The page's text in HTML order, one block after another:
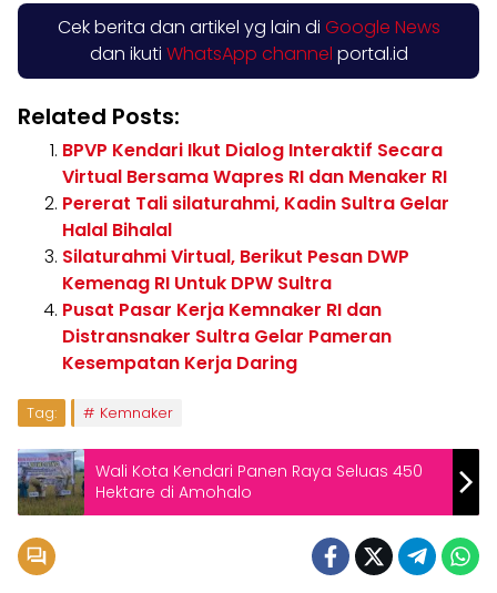
Cek berita dan artikel yg lain di Google News
dan ikuti WhatsApp channel portal.id
Related Posts:
BPVP Kendari Ikut Dialog Interaktif Secara
Virtual Bersama Wapres RI dan Menaker RI
Pererat Tali silaturahmi, Kadin Sultra Gelar
Halal Bihalal
Silaturahmi Virtual, Berikut Pesan DWP
Kemenag RI Untuk DPW Sultra
Pusat Pasar Kerja Kemnaker RI dan
Distransnaker Sultra Gelar Pameran
Kesempatan Kerja Daring
Tag: Kemnaker
Wali Kota Kendari Panen Raya Seluas 450
Hektare di Amohalo